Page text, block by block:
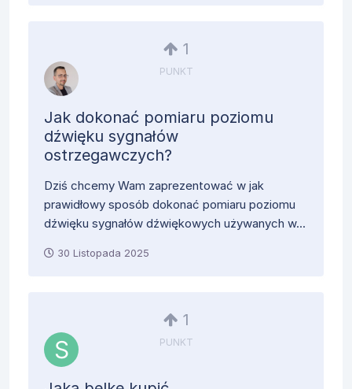
1
PUNKT
Jak dokonać pomiaru poziomu
dźwięku sygnałów
ostrzegawczych?
Dziś chcemy Wam zaprezentować w jak
prawidłowy sposób dokonać pomiaru poziomu
dźwięku sygnałów dźwiękowych używanych w...
30 Listopada 2025
1
PUNKT